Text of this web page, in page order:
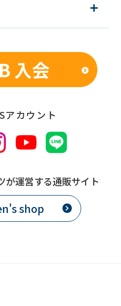
入会
アカウント
が運営する通販サイト
shop